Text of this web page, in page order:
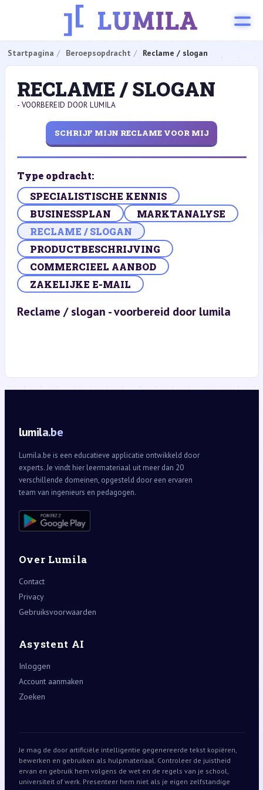
Startpagina Beroepsopdracht Reclame / slogan
RECLAME / SLOGAN
- VOORBEREID DOOR LUMILA
SCHRIJF MIJN RECLAME VOOR MIJ
Type opdracht:
SPECIALISTISCHE KENNIS
BUSINESSPLAN
MARKTANALYSE
RECLAME / SLOGAN
PRODUCTBESCHRIJVING
COMMERCIEEL AANBOD
ZAKELIJKE E-MAIL
Reclame / slogan - voorbereid door lumila
lumila.be
Lumila.be is een educatieve applicatie ontwikkeld door
experts. Je vindt hier leermateriaal uit meer dan 20
verschillende domeinen, opgesteld door een ervaren
team van ingenieurs en pedagogen.
Over Lumila
Contact
Privacy
Gebruiksvoorwaarden
Asystent AI
Inloggen
Account aanmaken
Zoeken
Je mag de door artificiële intelligentie gegenereerde tekst kopiëren,
bewerken en gebruiken als hulpmateriaal. Controleer de juistheid
ervan en gebruik hem volgens de wet en de regels van je school,
universiteit of werk. Presenteer hem niet als je eigen zelfstandige